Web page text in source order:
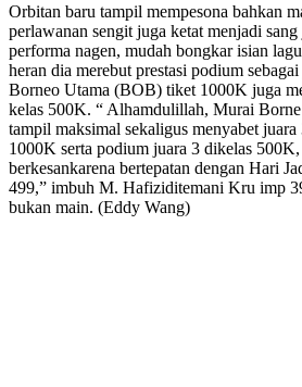
Orbitan baru tampil mempesona bahkan
perlawanan sengit juga ketat menjadi
performa nagen, mudah bongkar isian
heran dia merebut prestasi podium
Borneo Utama (BOB) tiket 1000K juga
kelas 500K. “ Alhamdulillah, Murai
tampil maksimal sekaligus menyabet juara
1000K serta podium juara 3 dikelas 500K,
berkesankarena bertepatan dengan Hari
499,” imbuh M. Hafiziditemani Kru imp
bukan main. (Eddy Wang)